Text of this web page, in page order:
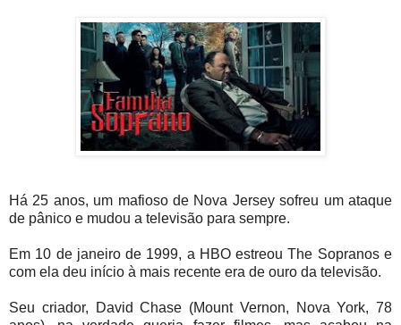
Há 25 anos, um mafioso de Nova Jersey sofreu um ataque
de pânico e mudou a televisão para sempre.
Em 10 de janeiro de 1999, a HBO estreou The Sopranos e
com ela deu início à mais recente era de ouro da televisão.
Seu criador, David Chase (Mount Vernon, Nova York, 78